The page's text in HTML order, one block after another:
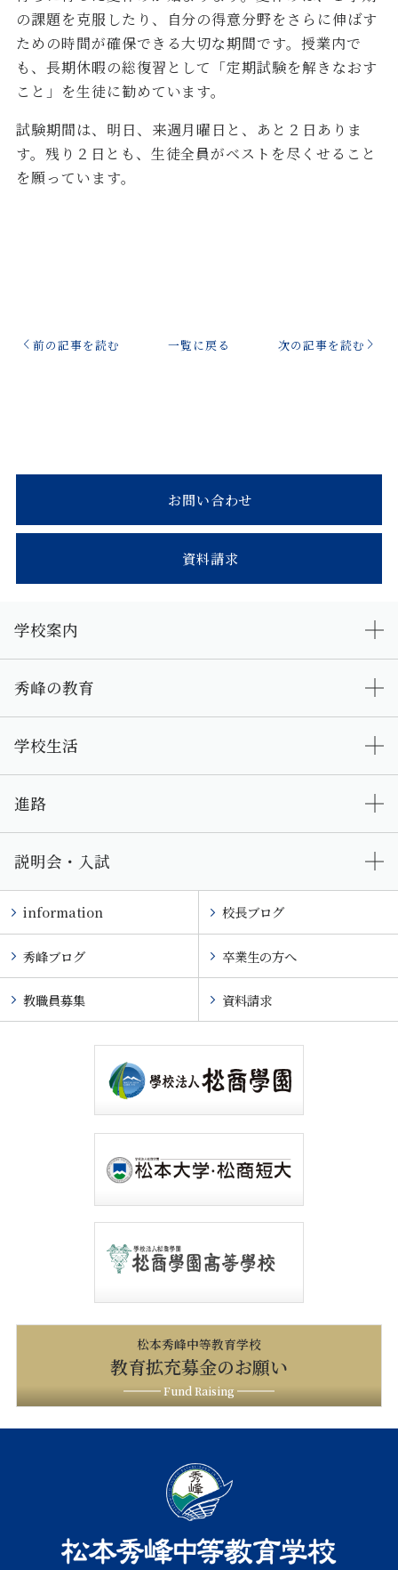
の課題を克服したり、自分の得意分野をさらに伸ばす
ための時間が確保できる大切な期間です。授業内で
も、長期休暇の総復習として「定期試験を解きなおす
こと」を生徒に勧めています。
試験期間は、明日、来週月曜日と、あと２日ありま
す。残り２日とも、生徒全員がベストを尽くせること
を願っています。
前の記事を読む 一覧に戻る 次の記事を読む
お問い合わせ
資料請求
学校案内
秀峰の教育
学校生活
進路
説明会・入試
information 校長ブログ
秀峰ブログ 卒業生の方へ
教職員募集 資料請求
松本秀峰中等教育学校
教育拡充募金のお願い
Fund Raising